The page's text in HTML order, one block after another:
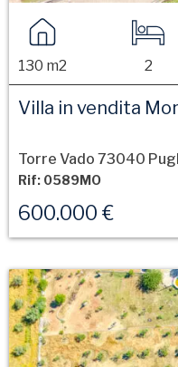
130 m2 2
Villa in vendita
Torre Vado 73040
Rif: 0589MO
600.000 €